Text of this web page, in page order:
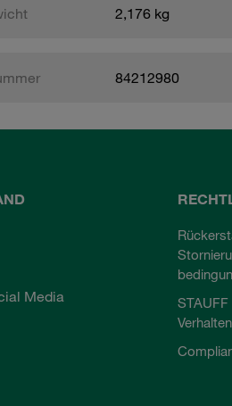
2,176 kg
84212980
Media
STAUFF